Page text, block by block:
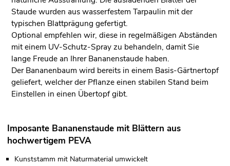
Staude wurden aus wasserfestem Tarpaulin mit der
typischen Blattprägung gefertigt.
Optional empfehlen wir, diese in regelmäßigen Abständen
mit einem UV-Schutz-Spray zu behandeln, damit Sie
lange Freude an Ihrer Bananenstaude haben.
Der Bananenbaum wird bereits in einem Basis-Gärtnertopf
geliefert, welcher der Pflanze einen stabilen Stand beim
Einstellen in einen Übertopf gibt.
Imposante Bananenstaude mit Blättern aus
hochwertigem PEVA
Kunststamm mit Naturmaterial umwickelt